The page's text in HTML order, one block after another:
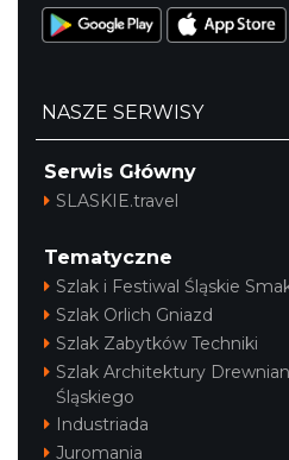
NASZE SERWISY
Serwis Główny
SLASKIE.travel
Tematyczne
Szlak i Festiwal Śląskie
Szlak Orlich Gniazd
Szlak Zabytków Techniki
Szlak Architektury
Śląskiego
Industriada
Juromania